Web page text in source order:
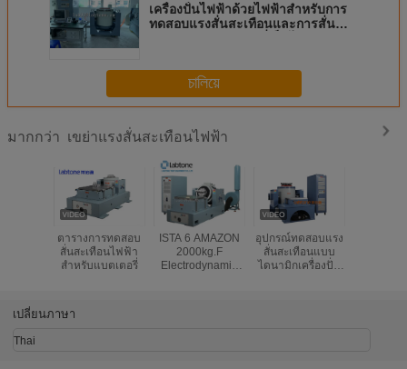
เครื่องปั่นไฟฟ้าด้วยไฟฟ้าสำหรับการ
ทดสอบแรงสั่นสะเทือนและการสั่น
IEC
চালিয়ে
มากกว่า เขย่าแรงสั่นสะเทือนไฟฟ้า
ตารางการทดสอบ
สั่นสะเทือนไฟฟ้า
สําหรับแบตเตอรี่
ISTA 6 AMAZON
2000kg.F
Electrodynamic
อุปกรณ์ทดสอบแรง
สั่นสะเทือนแบบ
ไดนามิกเครื่องปั่น
เปลี่ยนภาษา
Thai